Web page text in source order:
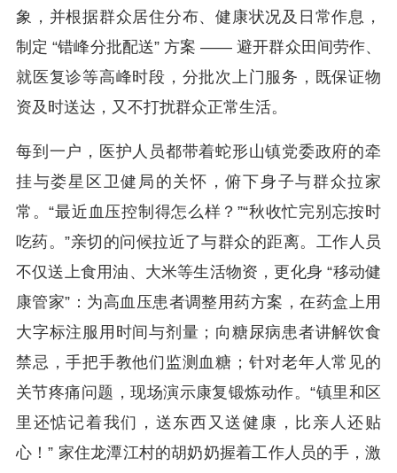
象，并根据群众居住分布、健康状况及日常作息，
制定 “错峰分批配送” 方案 —— 避开群众田间劳作、
就医复诊等高峰时段，分批次上门服务，既保证物
资及时送达，又不打扰群众正常生活。
每到一户，医护人员都带着蛇形山镇党委政府的牵
挂与娄星区卫健局的关怀，俯下身子与群众拉家
常。“最近血压控制得怎么样？”“秋收忙完别忘按时
吃药。”亲切的问候拉近了与群众的距离。工作人员
不仅送上食用油、大米等生活物资，更化身 “移动健
康管家”：为高血压患者调整用药方案，在药盒上用
大字标注服用时间与剂量；向糖尿病患者讲解饮食
禁忌，手把手教他们监测血糖；针对老年人常见的
关节疼痛问题，现场演示康复锻炼动作。“镇里和区
里还惦记着我们，送东西又送健康，比亲人还贴
心！” 家住龙潭江村的胡奶奶握着工作人员的手，激